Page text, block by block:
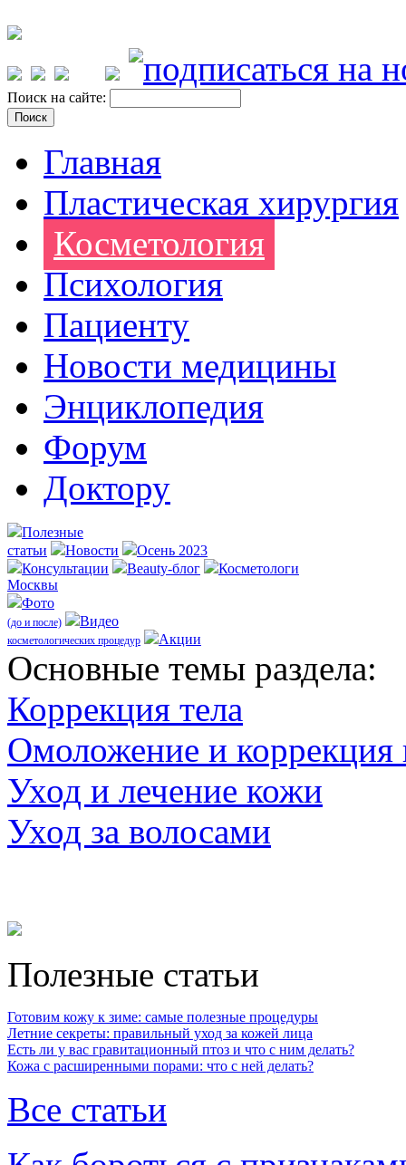
Поиск на сайте:
Главная
Пластическая хирургия
Косметология
Психология
Пациенту
Новости медицины
Энциклопедия
Форум
Доктору
Полезные
статьи
Новости
Осень 2023
Консультации
Beauty-блог
Косметологи
Москвы
Фото
(до и после) Видео
косметологических процедур Акции
Оcновные темы раздела:
Коррекция тела
Омоложение и коррекция
Уход и лечение кожи
Уход за волосами
Полезные статьи
Готовим кожу к зиме: самые полезные процедуры
Летние секреты: правильный уход за кожей лица
Есть ли у вас гравитационный птоз и что с ним делать?
Кожа с расширенными порами: что с ней делать?
Все статьи